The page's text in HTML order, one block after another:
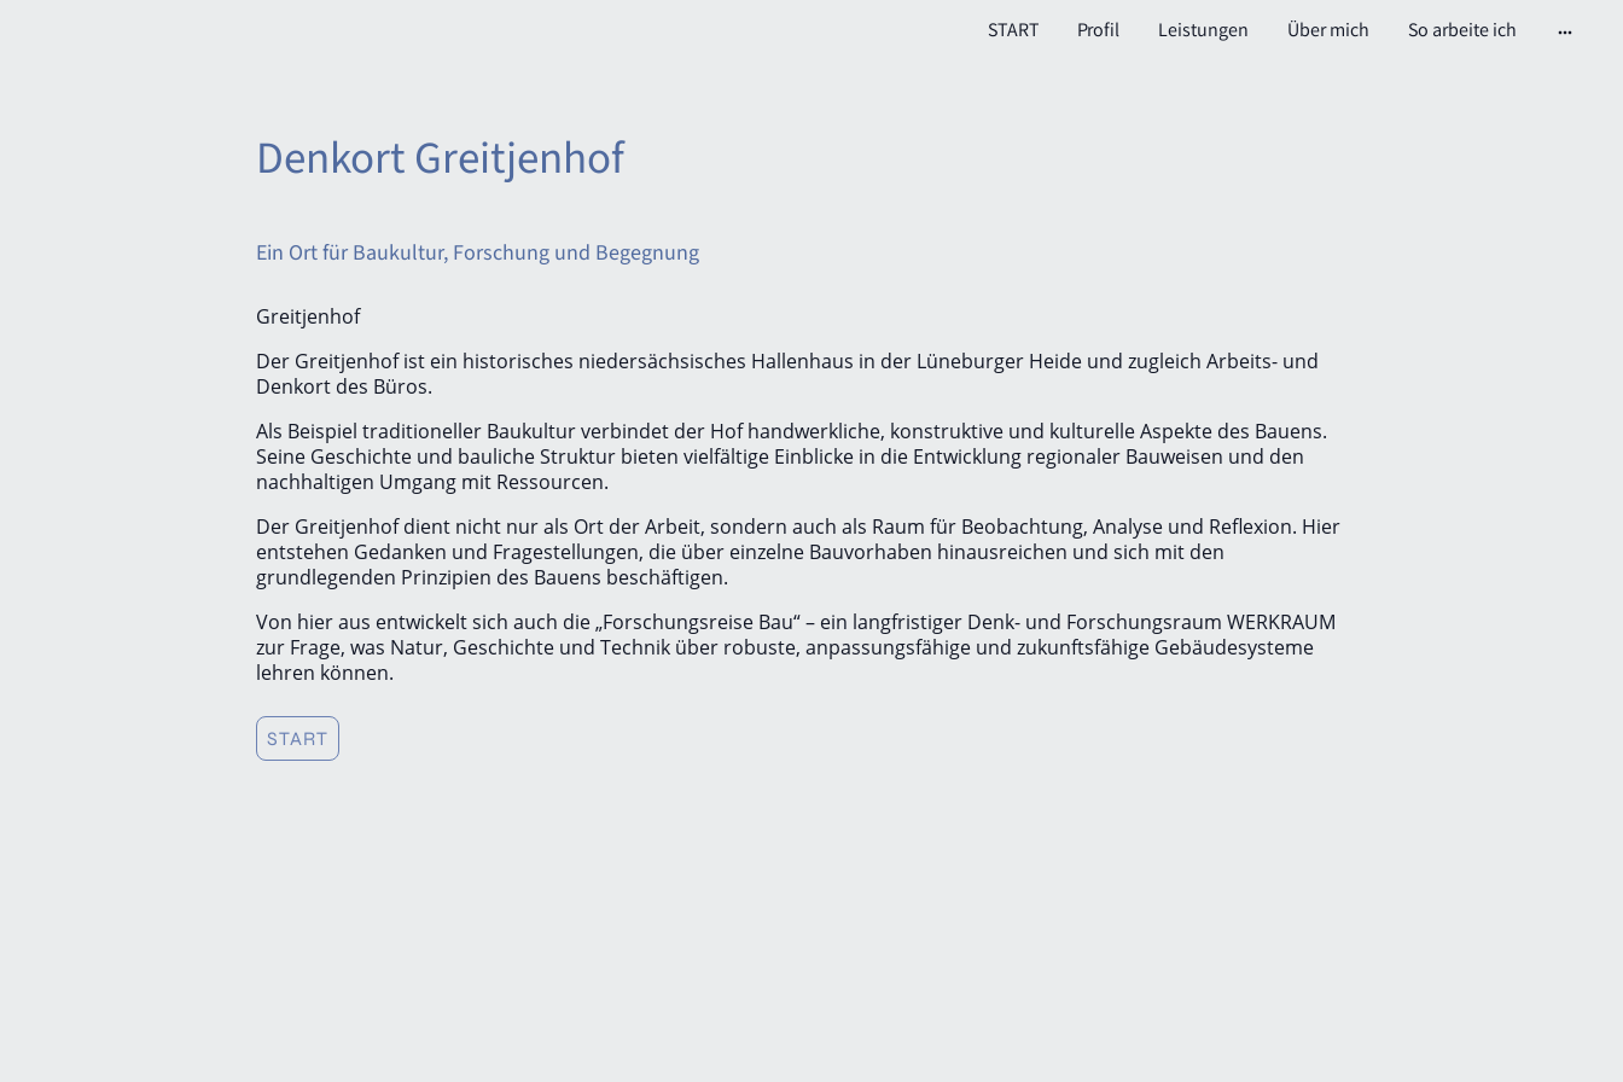
START Profil Leistungen Über mich So arbeite ich
Denkort Greitjenhof
Ein Ort für Baukultur, Forschung und Begegnung
Greitjenhof
Der Greitjenhof ist ein historisches niedersächsisches Hallenhaus in der Lüneburger Heide und zugleich Arbeits- und
Denkort des Büros.
Als Beispiel traditioneller Baukultur verbindet der Hof handwerkliche, konstruktive und kulturelle Aspekte des Bauens.
Seine Geschichte und bauliche Struktur bieten vielfältige Einblicke in die Entwicklung regionaler Bauweisen und den
nachhaltigen Umgang mit Ressourcen.
Der Greitjenhof dient nicht nur als Ort der Arbeit, sondern auch als Raum für Beobachtung, Analyse und Reflexion. Hier
entstehen Gedanken und Fragestellungen, die über einzelne Bauvorhaben hinausreichen und sich mit den
grundlegenden Prinzipien des Bauens beschäftigen.
Von hier aus entwickelt sich auch die „Forschungsreise Bau“ – ein langfristiger Denk- und Forschungsraum WERKRAUM
zur Frage, was Natur, Geschichte und Technik über robuste, anpassungsfähige und zukunftsfähige Gebäudesysteme
lehren können.
START